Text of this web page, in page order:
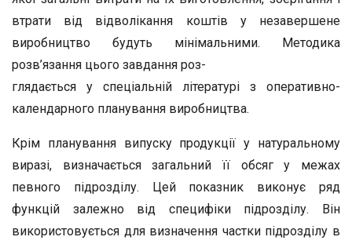
втрати від відволікання коштів у незавершене
виробництво будуть мінімальними. Методика
розв’язання цього завдання роз-
глядається у спеціальній літературі з оперативно-
календарного планування виробництва.
Крім планування випуску продукції у натуральному
виразі, визначається загальний її обсяг у межах
певного підрозділу. Цей показник виконує ряд
функцій залежно від специфіки підрозділу. Він
використовується для визначення частки підрозділу в